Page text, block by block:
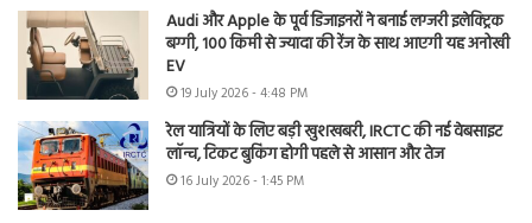
Audi और Apple के पूर्व डिजाइनरों ने बनाई लग्जरी इलेक्ट्रिक
बग्गी, 100 किमी से ज्यादा की रेंज के साथ आएगी यह अनोखी
EV
19 July 2026 - 4:48 PM
रेल यात्रियों के लिए बड़ी खुशखबरी, IRCTC की नई वेबसाइट
लॉन्च, टिकट बुकिंग होगी पहले से आसान और तेज
16 July 2026 - 1:45 PM